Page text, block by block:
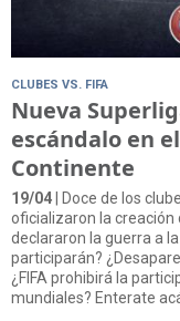
CLUBES VS. FIFA
Nueva
escándalo en
Continente
19/04 | Doce de los
oficializaron la creación
declararon la guerra a la
participarán?
¿FIFA prohibirá la
mundiales? Enterate